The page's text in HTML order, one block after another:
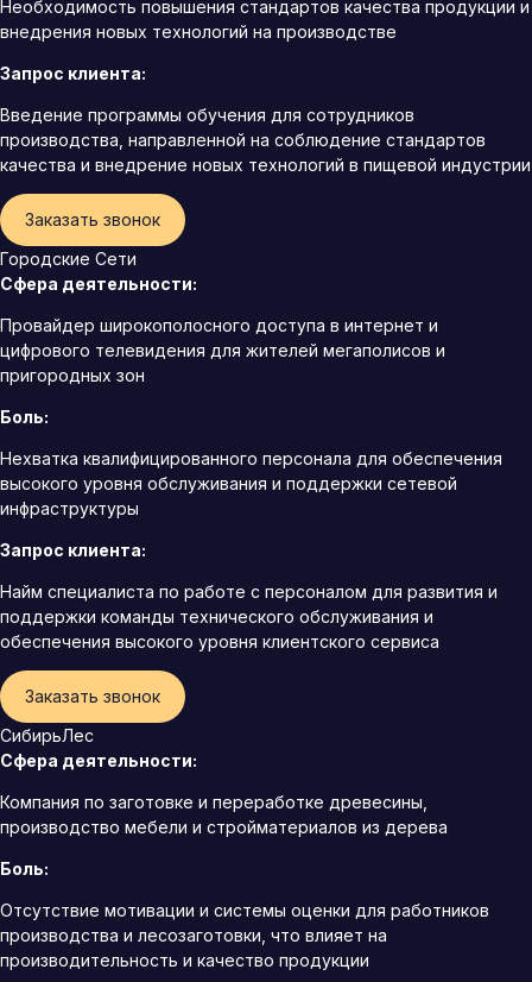
Необходимость повышения стандартов качества продукции и
внедрения новых технологий на производстве
Запрос клиента:
Введение программы обучения для сотрудников
производства, направленной на соблюдение стандартов
качества и внедрение новых технологий в пищевой индустрии
Заказать звонок
Городские Сети
Сфера деятельности:
Провайдер широкополосного доступа в интернет и
цифрового телевидения для жителей мегаполисов и
пригородных зон
Боль:
Нехватка квалифицированного персонала для обеспечения
высокого уровня обслуживания и поддержки сетевой
инфраструктуры
Запрос клиента:
Найм специалиста по работе с персоналом для развития и
поддержки команды технического обслуживания и
обеспечения высокого уровня клиентского сервиса
Заказать звонок
СибирьЛес
Сфера деятельности:
Компания по заготовке и переработке древесины,
производство мебели и стройматериалов из дерева
Боль:
Отсутствие мотивации и системы оценки для работников
производства и лесозаготовки, что влияет на
производительность и качество продукции